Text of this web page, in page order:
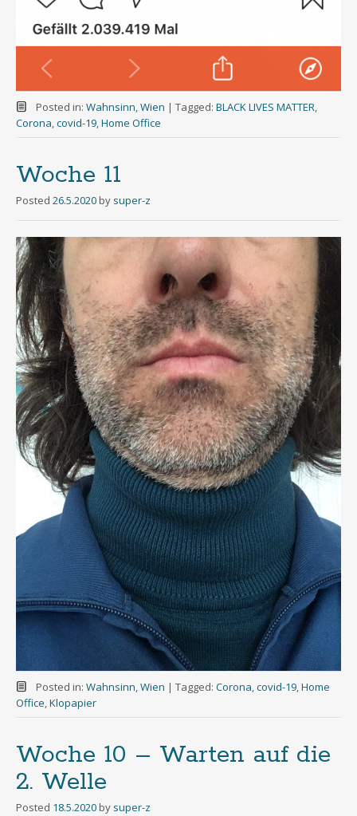
Posted in: Wahnsinn,Wien | Tagged: BLACK LIVES MATTER,
Corona,covid-19,Home Office
Woche 11
Posted 26.5.2020 by super-z
Posted in: Wahnsinn,Wien | Tagged: Corona,covid-19,Home
Office,Klopapier
Woche 10 – Warten auf die
2. Welle
Posted 18.5.2020 by super-z